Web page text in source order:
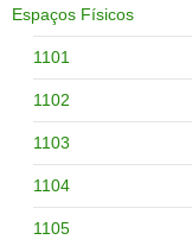
Espaços Físicos
1101
1102
1103
1104
1105